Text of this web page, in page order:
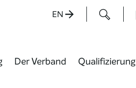
EN
Der Verband Qualifizierung